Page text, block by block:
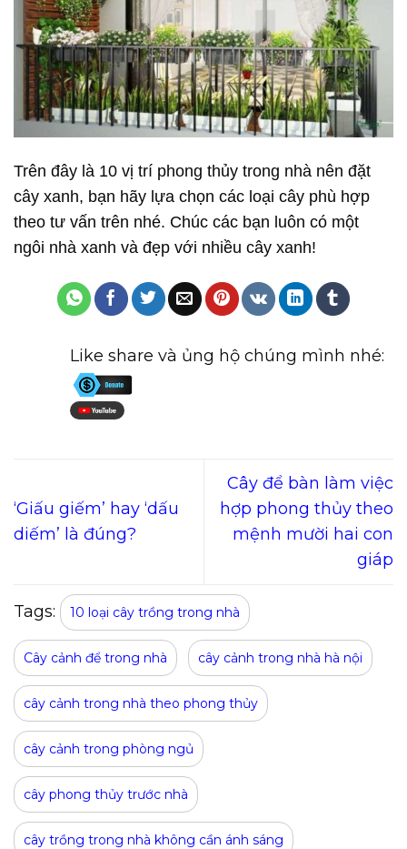
Trên đây là 10 vị trí phong thủy trong nhà nên đặt
cây xanh, bạn hãy lựa chọn các loại cây phù hợp
theo tư vấn trên nhé. Chúc các bạn luôn có một
ngôi nhà xanh và đẹp với nhiều cây xanh!
Like share và ủng hộ chúng mình nhé:
‘Giấu giếm’ hay ‘dấu
diếm’ là đúng?
Cây để bàn làm việc
hợp phong thủy theo
mệnh mười hai con
giáp
Tags: 10 loại cây trồng trong nhà
Cây cảnh để trong nhà cây cảnh trong nhà hà nội
cây cảnh trong nhà theo phong thủy
cây cảnh trong phòng ngủ
cây phong thủy trước nhà
cây trồng trong nhà không cần ánh sáng